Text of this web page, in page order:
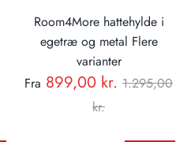
Room4More hattehylde i
egetræ og metal Flere
varianter
Fra 899,00 kr. Normal
1.295,00
kr.